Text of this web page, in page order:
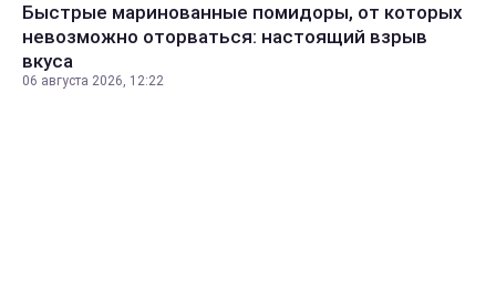
Быстрые маринованные помидоры, от которых
невозможно оторваться: настоящий взрыв
вкуса
06 августа 2026, 12:22